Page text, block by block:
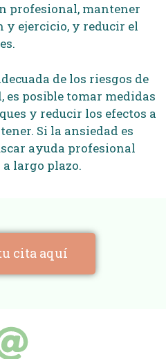
profesional, mantener
y ejercicio, y reducir el
de los riesgos de
es posible tomar medidas
y reducir los efectos a
Si la ansiedad es
ayuda profesional
largo plazo.
cita aquí